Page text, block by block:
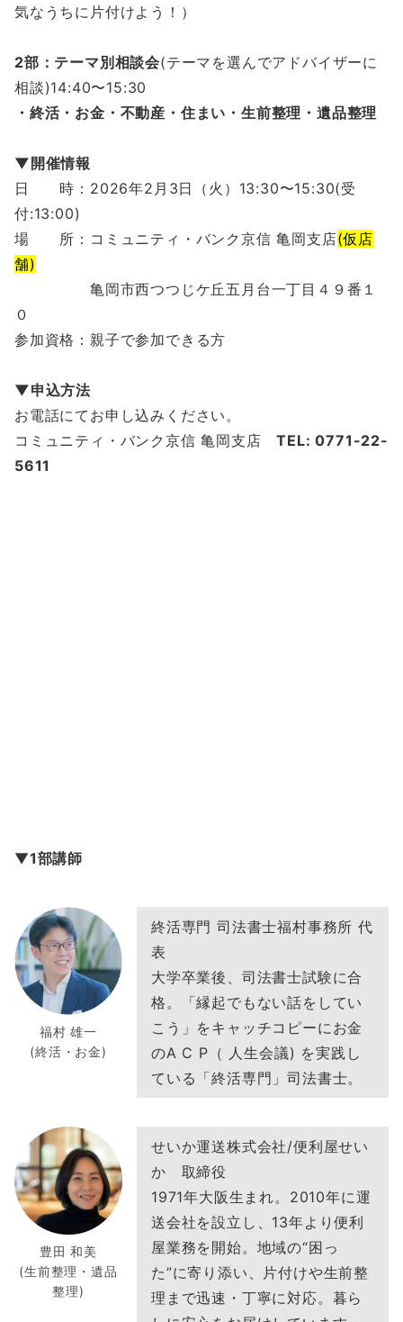
気なうちに片付けよう！）
2部：テーマ別相談会(テーマを選んでアドバイザーに
相談)14:40〜15:30
・終活・お金・不動産・住まい・生前整理・遺品整理
▼開催情報
日 時：2026年2月3日（火）13:30〜15:30(受
付:13:00)
場 所：コミュニティ・バンク京信 亀岡支店(仮店
舗)
亀岡市西つつじケ丘五月台一丁目４９番１
０
参加資格：親子で参加できる方
▼申込方法
お電話にてお申し込みください。
コミュニティ・バンク京信 亀岡支店TEL: 0771-22-
5611
▼1部講師
福村 雄一
(終活・お金)
終活専門 司法書士福村事務所 代
表
大学卒業後、司法書士試験に合
格。「縁起でもない話をしてい
こう」をキャッチコピーにお金
のA C P（ 人生会議) を実践し
ている「終活専門」司法書士。
豊田 和美
(生前整理・遺品
整理)
せいか運送株式会社/便利屋せい
か 取締役
1971年大阪生まれ。2010年に運
送会社を設立し、13年より便利
屋業務を開始。地域の“困っ
た”に寄り添い、片付けや生前整
理まで迅速・丁寧に対応。暮ら